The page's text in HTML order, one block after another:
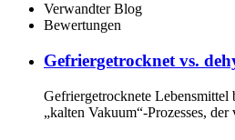
Verwandter Blog
Bewertungen
Gefriergetrocknet vs.
Gefriergetrocknete
„kalten Vakuum“-Prozesses,